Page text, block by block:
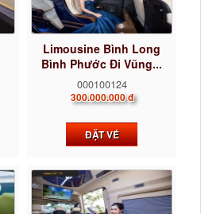
Limousine Bình Long
Bình Phước Đi Vũng...
000100124
300.000.000 đ
ĐẶT VÉ